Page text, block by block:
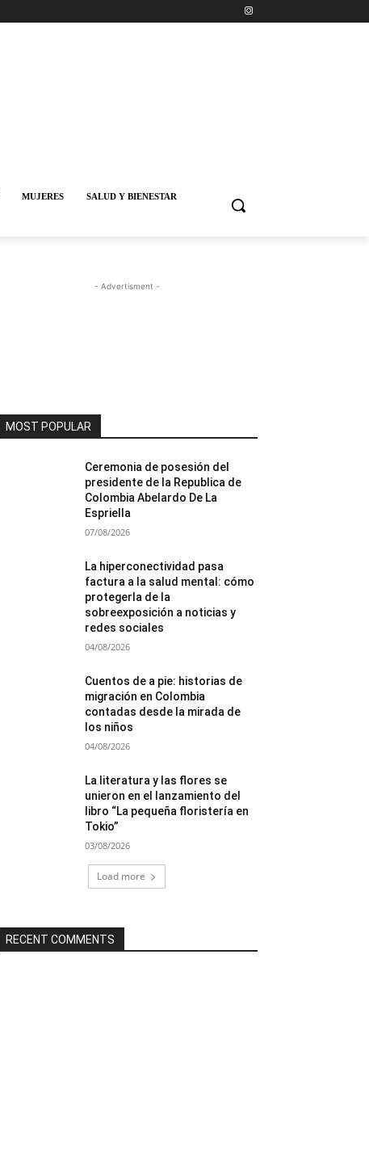
MUJERES
SALUD Y BIENESTAR
- Advertisment -
MOST POPULAR
Ceremonia de posesión del
presidente de la Republica de
Colombia Abelardo De La
Espriella
07/08/2026
La hiperconectividad pasa
factura a la salud mental: cómo
protegerla de la
sobreexposición a noticias y
redes sociales
04/08/2026
Cuentos de a pie: historias de
migración en Colombia
contadas desde la mirada de
los niños
04/08/2026
La literatura y las flores se
unieron en el lanzamiento del
libro “La pequeña floristería en
Tokio”
03/08/2026
Load more
RECENT COMMENTS